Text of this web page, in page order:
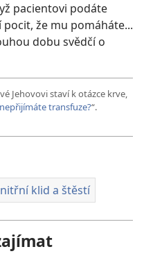
pacientovi podáte
že mu pomáháte...
dobu svědčí o
Jehovovi staví k otázce krve,
transfuze?“.
klid a štěstí